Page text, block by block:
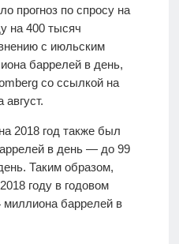
прогноз по спросу на
на 400 тысяч
с июльским
баррелей в день,
со ссылкой на
2018 год также был
в день — до 99
Таким образом,
году в годовом
миллиона баррелей в